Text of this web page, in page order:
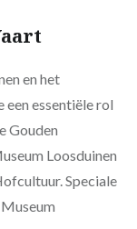
en het
essentiële rol
Gouden
Loosduinen
Speciale